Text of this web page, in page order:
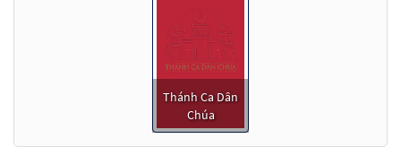
Thánh Ca Dân
Chúa